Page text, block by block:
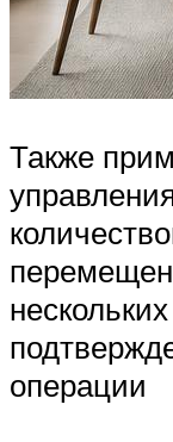
Также
операции